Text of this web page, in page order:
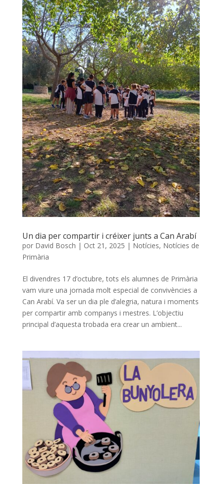
Un dia per compartir i créixer junts a Can Arabí
por David Bosch | Oct 21, 2025 | Notícies, Notícies de
Primària
El divendres 17 d’octubre, tots els alumnes de Primària
vam viure una jornada molt especial de convivències a
Can Arabí. Va ser un dia ple d’alegria, natura i moments
per compartir amb companys i mestres. L’objectiu
principal d’aquesta trobada era crear un ambient...